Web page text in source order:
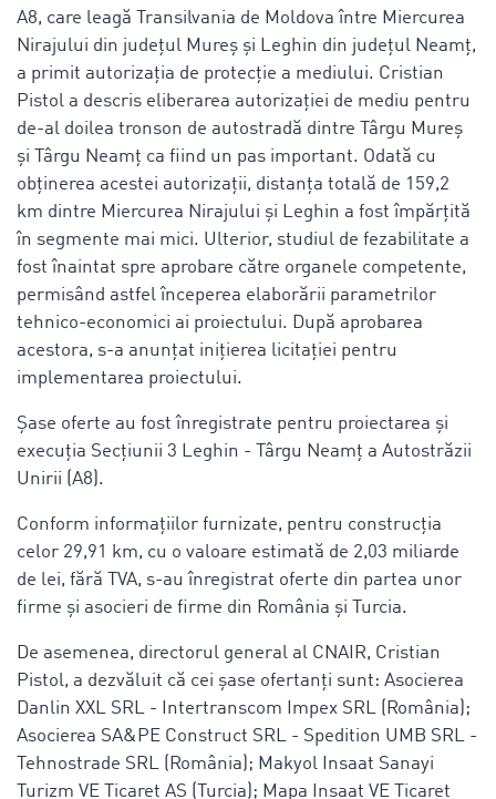
A8, care leagă Transilvania de Moldova între Miercurea
Nirajului din județul Mureș și Leghin din județul Neamț,
a primit autorizația de protecție a mediului. Cristian
Pistol a descris eliberarea autorizației de mediu pentru
de-al doilea tronson de autostradă dintre Târgu Mureș
și Târgu Neamț ca fiind un pas important. Odată cu
obținerea acestei autorizații, distanța totală de 159,2
km dintre Miercurea Nirajului și Leghin a fost împărțită
în segmente mai mici. Ulterior, studiul de fezabilitate a
fost înaintat spre aprobare către organele competente,
permisând astfel începerea elaborării parametrilor
tehnico-economici ai proiectului. După aprobarea
acestora, s-a anunțat inițierea licitației pentru
implementarea proiectului.
Șase oferte au fost înregistrate pentru proiectarea și
execuția Secțiunii 3 Leghin - Târgu Neamț a Autostrăzii
Unirii (A8).
Conform informațiilor furnizate, pentru construcția
celor 29,91 km, cu o valoare estimată de 2,03 miliarde
de lei, fără TVA, s-au înregistrat oferte din partea unor
firme și asocieri de firme din România și Turcia.
De asemenea, directorul general al CNAIR, Cristian
Pistol, a dezvăluit că cei șase ofertanți sunt: Asocierea
Danlin XXL SRL - Intertranscom Impex SRL (România);
Asocierea SA&PE Construct SRL - Spedition UMB SRL -
Tehnostrade SRL (România); Makyol Insaat Sanayi
Turizm VE Ticaret AS (Turcia); Mapa Insaat VE Ticaret